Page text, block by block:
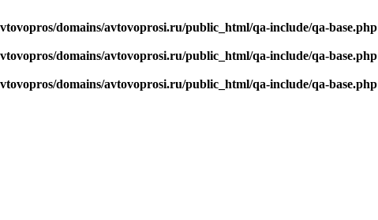
domains/avtovoprosi.ru/public_html/qa-include/qa-base.php
domains/avtovoprosi.ru/public_html/qa-include/qa-base.php
domains/avtovoprosi.ru/public_html/qa-include/qa-base.php